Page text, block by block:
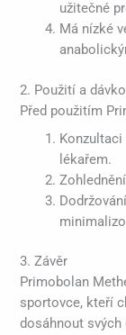
užitečné
Má nízké
2. Použití a
Před použitím
lékařem.
3. Závěr
Primobolan
sportovce, kteří
dosáhnout